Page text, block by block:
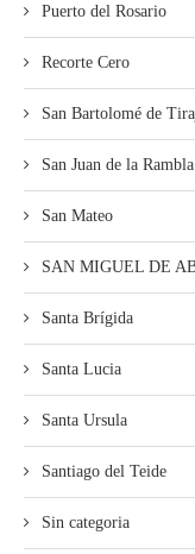
Puerto del Rosario
Recorte Cero
San Bartolomé de
San Juan de la Rambla
San Mateo
SAN MIGUEL DE
Santa Brígida
Santa Lucia
Santa Ursula
Santiago del Teide
Sin categoria